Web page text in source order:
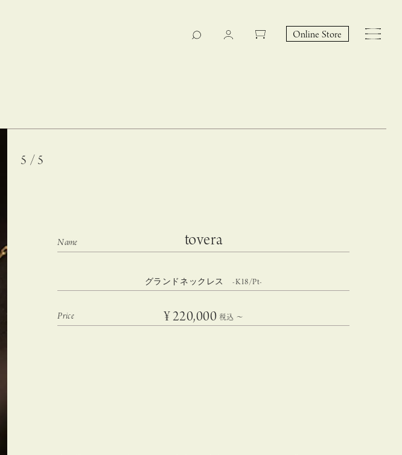
コラボレーションブランド
CASUCAと満島ひかりの
コラボレーションブランド
グ –
EY Collection 誕生のお知らせ 山際恵美子さん × CAS
UCA
Online Store
5 / 5
tovera
グランドネックレス -K18/Pt-
¥220,000 税込 〜